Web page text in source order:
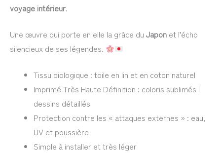
voyage intérieur.
Une œuvre qui porte en elle la grâce du Japon et l’écho
silencieux de ses légendes.
Tissu biologique : toile en lin et en coton naturel
Imprimé Très Haute Définition : coloris sublimés |
dessins détaillés
Protection contre les « attaques externes » : eau,
UV et poussière
Simple à installer et très léger